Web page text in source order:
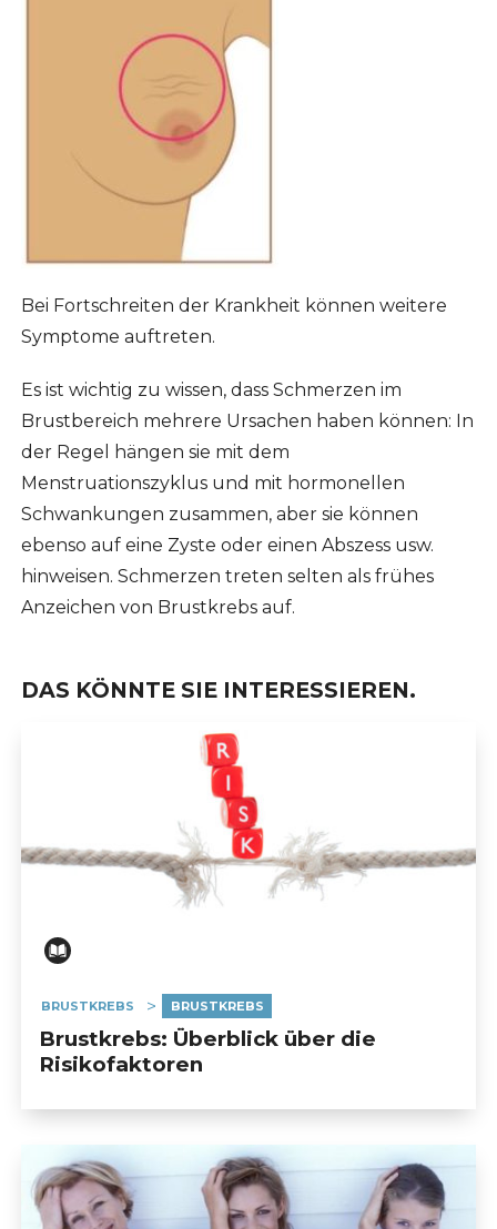
Bei Fortschreiten der Krankheit können weitere
Symptome auftreten.
Es ist wichtig zu wissen, dass Schmerzen im
Brustbereich mehrere Ursachen haben können: In
der Regel hängen sie mit dem
Menstruationszyklus und mit hormonellen
Schwankungen zusammen, aber sie können
ebenso auf eine Zyste oder einen Abszess usw.
hinweisen. Schmerzen treten selten als frühes
Anzeichen von Brustkrebs auf.
DAS KÖNNTE SIE INTERESSIEREN.
BRUSTKREBS BRUSTKREBS
Brustkrebs: Überblick über die
Risikofaktoren